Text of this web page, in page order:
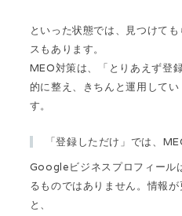
といった状態では、見つけて
スもあります。
MEO対策は、「とりあえず登
的に整え、きちんと運用して
す。
「登録しただけ」では、
Googleビジネスプロフィール
るものではありません。情報
と、